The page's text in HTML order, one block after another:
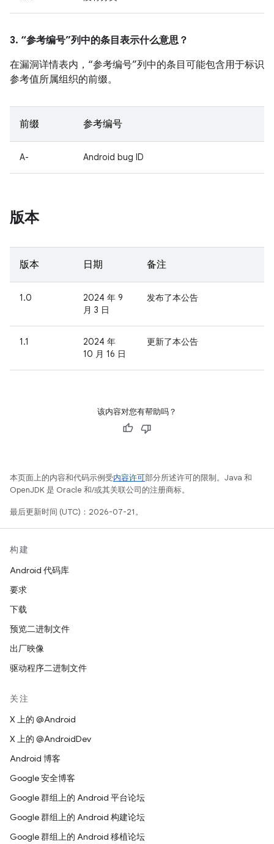
3. “参考编号”列中的条目表示什么意思？
在漏洞详情表内，“参考编号”列中的条目可能包含用于标识
参考值所属组织的前缀。
前缀 参考编号
A- Android bug ID
版本
版本 日期 备注
1.0
2024 年 9
月 3 日
发布了本公告
1.1
2024 年
10 月 16 日
更新了本公告
该内容对您有帮助吗？
本页面上的内容和代码示例受内容许可部分所述许可的限制。Java 和
OpenJDK 是 Oracle 和/或其关联公司的注册商标。
最后更新时间 (UTC)：2026-07-21。
构建
Android 代码库
要求
下载
预览二进制文件
出厂映像
驱动程序二进制文件
关注
X 上的 @Android
X 上的 @AndroidDev
Android 博客
Google 安全博客
Google 群组上的 Android 平台论坛
Google 群组上的 Android 构建论坛
Google 群组上的 Android 移植论坛